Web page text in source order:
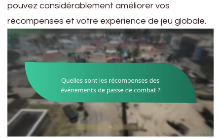
pouvez considérablement améliorer vos
récompenses et votre expérience de jeu globale.